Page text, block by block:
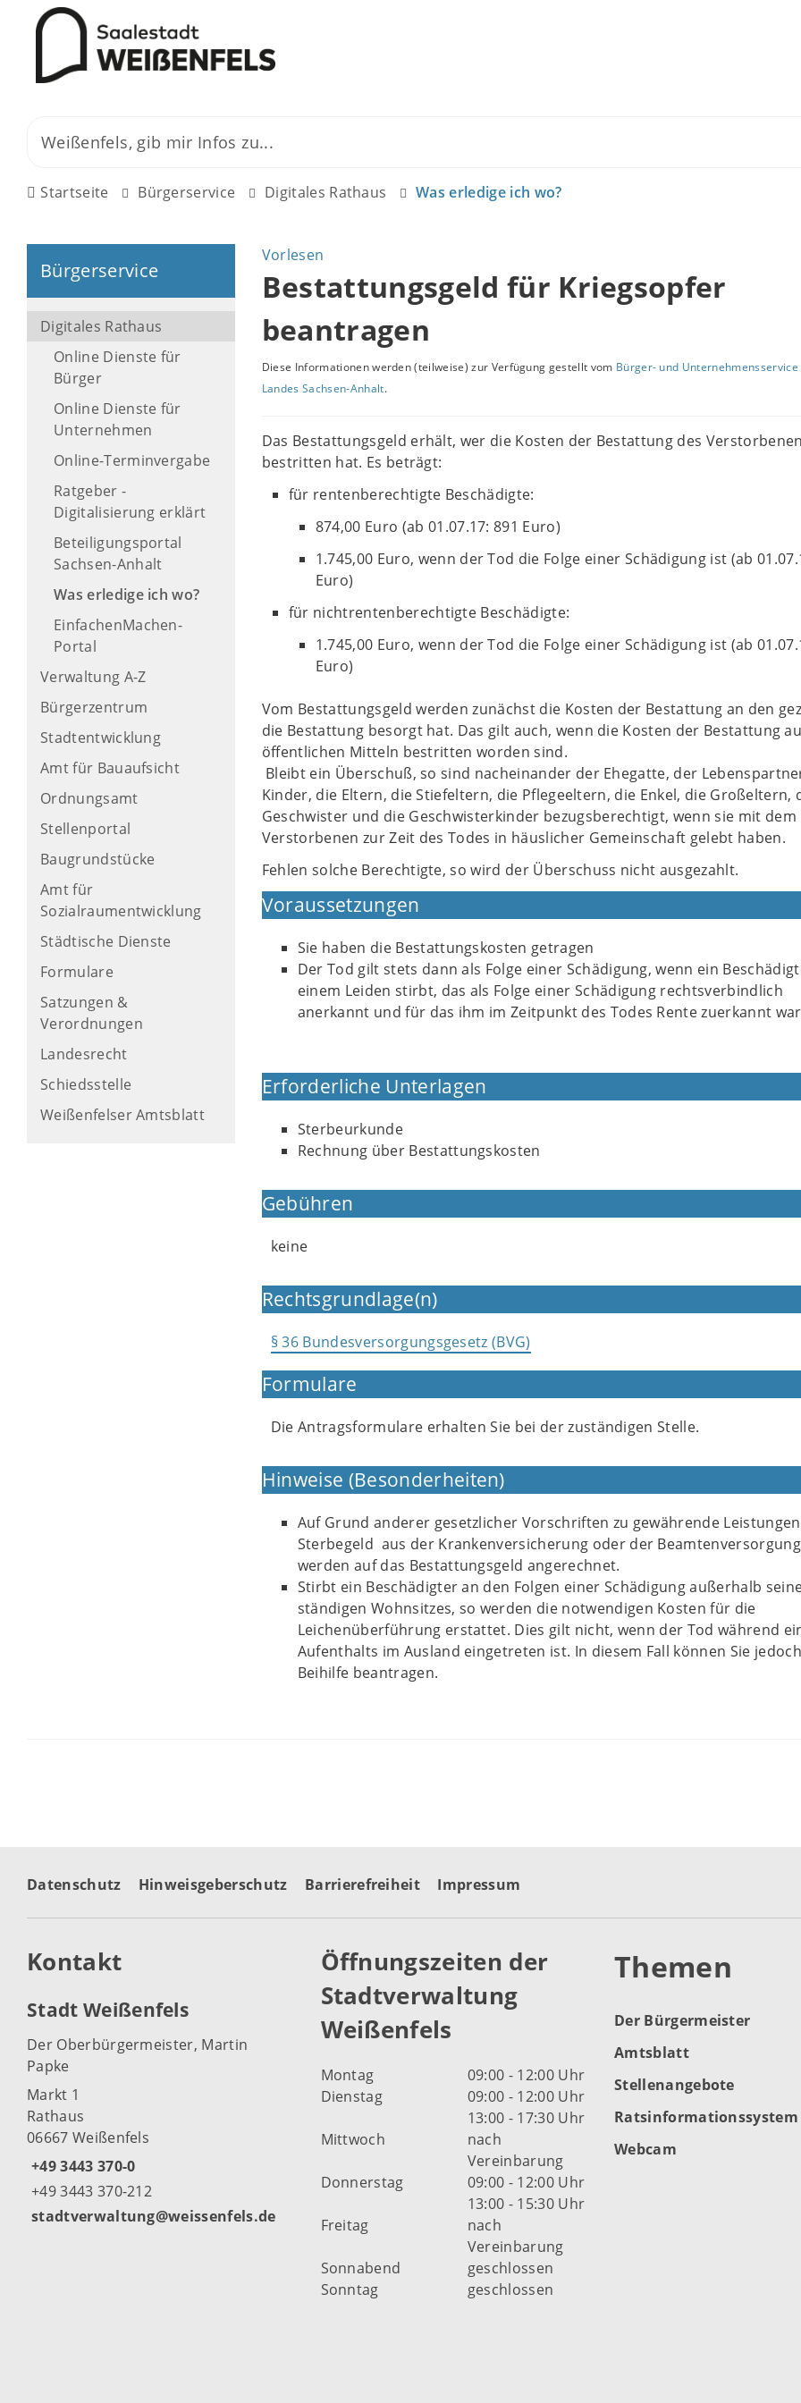
Startseite Bürgerservice Digitales Rathaus Was erledige ich wo?
Bürgerservice
Digitales Rathaus
Online Dienste für
Bürger
Online Dienste für
Unternehmen
Online-Terminvergabe
Ratgeber -
Digitalisierung erklärt
Beteiligungsportal
Sachsen-Anhalt
Was erledige ich wo?
EinfachenMachen-
Portal
Verwaltung A-Z
Bürgerzentrum
Stadtentwicklung
Amt für Bauaufsicht
Ordnungsamt
Stellenportal
Baugrundstücke
Amt für
Sozialraumentwicklung
Städtische Dienste
Formulare
Satzungen &
Verordnungen
Landesrecht
Schiedsstelle
Weißenfelser Amtsblatt
Vorlesen
Bestattungsgeld für Kriegsopfer
beantragen
Diese Informationen werden (teilweise) zur Verfügung gestellt vom Bürger- und Unternehmensservice
Landes Sachsen-Anhalt.
Das Bestattungsgeld erhält, wer die Kosten der Bestattung des Verstorbenen
bestritten hat. Es beträgt:
für rentenberechtigte Beschädigte:
874,00 Euro (ab 01.07.17: 891 Euro)
1.745,00 Euro, wenn der Tod die Folge einer Schädigung ist (ab
Euro)
für nichtrentenberechtigte Beschädigte:
1.745,00 Euro, wenn der Tod die Folge einer Schädigung ist (ab
Euro)
Vom Bestattungsgeld werden zunächst die Kosten der Bestattung an den
die Bestattung besorgt hat. Das gilt auch, wenn die Kosten der Bestattung
öffentlichen Mitteln bestritten worden sind.
Bleibt ein Überschuß, so sind nacheinander der Ehegatte, der
Kinder, die Eltern, die Stiefeltern, die Pflegeeltern, die Enkel, die Großeltern,
Geschwister und die Geschwisterkinder bezugsberechtigt, wenn sie mit dem
Verstorbenen zur Zeit des Todes in häuslicher Gemeinschaft gelebt haben.
Fehlen solche Berechtigte, so wird der Überschuss nicht ausgezahlt.
Voraussetzungen
Sie haben die Bestattungskosten getragen
Der Tod gilt stets dann als Folge einer Schädigung, wenn ein
einem Leiden stirbt, das als Folge einer Schädigung rechtsverbindlich
anerkannt und für das ihm im Zeitpunkt des Todes Rente zuerkannt
Erforderliche Unterlagen
Sterbeurkunde
Rechnung über Bestattungskosten
Gebühren
keine
Rechtsgrundlage(n)
§ 36 Bundesversorgungsgesetz (BVG)
Formulare
Die Antragsformulare erhalten Sie bei der zuständigen Stelle.
Hinweise (Besonderheiten)
Auf Grund anderer gesetzlicher Vorschriften zu gewährende Leistungen
Sterbegeld aus der Krankenversicherung oder der
werden auf das Bestattungsgeld angerechnet.
Stirbt ein Beschädigter an den Folgen einer Schädigung außerhalb
ständigen Wohnsitzes, so werden die notwendigen Kosten für die
Leichenüberführung erstattet. Dies gilt nicht, wenn der Tod während
Aufenthalts im Ausland eingetreten ist. In diesem Fall können Sie
Beihilfe beantragen.
Datenschutz Hinweisgeberschutz Barrierefreiheit Impressum
Kontakt
Stadt Weißenfels
Der Oberbürgermeister, Martin
Papke
Markt 1
Rathaus
06667 Weißenfels
+49 3443 370-0
+49 3443 370-212
stadtverwaltung@weissenfels.de
Öffnungszeiten der
Stadtverwaltung
Weißenfels
Montag
09:00 - 12:00 Uhr
Dienstag
09:00 - 12:00 Uhr
13:00 - 17:30 Uhr
Mittwoch
nach
Vereinbarung
Donnerstag
09:00 - 12:00 Uhr
13:00 - 15:30 Uhr
Freitag
nach
Vereinbarung
Sonnabend
geschlossen
Sonntag
geschlossen
Themen
Der Bürgermeister
Amtsblatt
Stellenangebote
Ratsinformationssystem
Webcam